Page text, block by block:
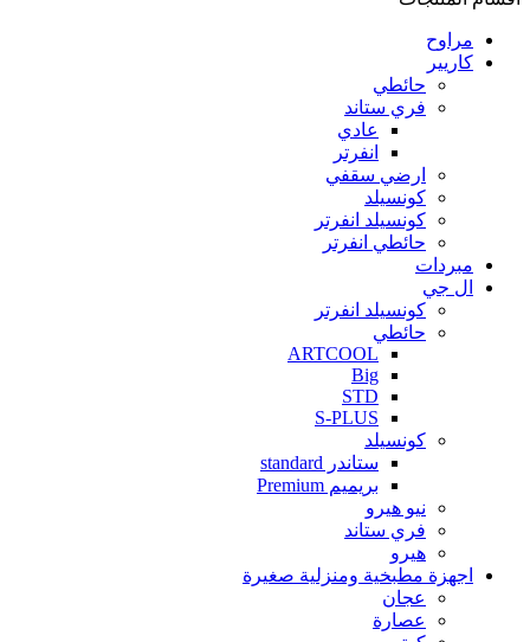
مراوح
كاريير
حائطي
فري ستاند
عادي
انفرتر
ارضي سقفي
كونسيلد
كونسيلد انفرتر
حائطي انفرتر
مبردات
ال جي
كونسيلد انفرتر
حائطي
ARTCOOL
Big
STD
S-PLUS
كونسيلد
ستاندر standard
بريميم Premium
نيو هيرو
فري ستاند
هيرو
اجهزة مطبخية ومنزلية صغيرة
عجان
عصارة